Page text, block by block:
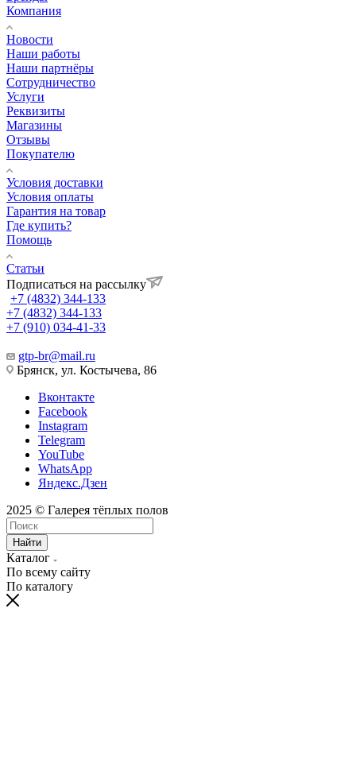
Компания
Новости
Наши работы
Наши партнёры
Сотрудничество
Услуги
Реквизиты
Магазины
Отзывы
Покупателю
Условия доставки
Условия оплаты
Гарантия на товар
Где купить?
Помощь
Статьи
Подписаться на рассылку
+7 (4832) 344-133
+7 (4832) 344-133
+7 (910) 034-41-33
gtp-br@mail.ru
Брянск, ул. Костычева, 86
Вконтакте
Facebook
Instagram
Telegram
YouTube
WhatsApp
Яндекс.Дзен
2025 © Галерея тёплых полов
Найти
Каталог
По всему сайту
По каталогу